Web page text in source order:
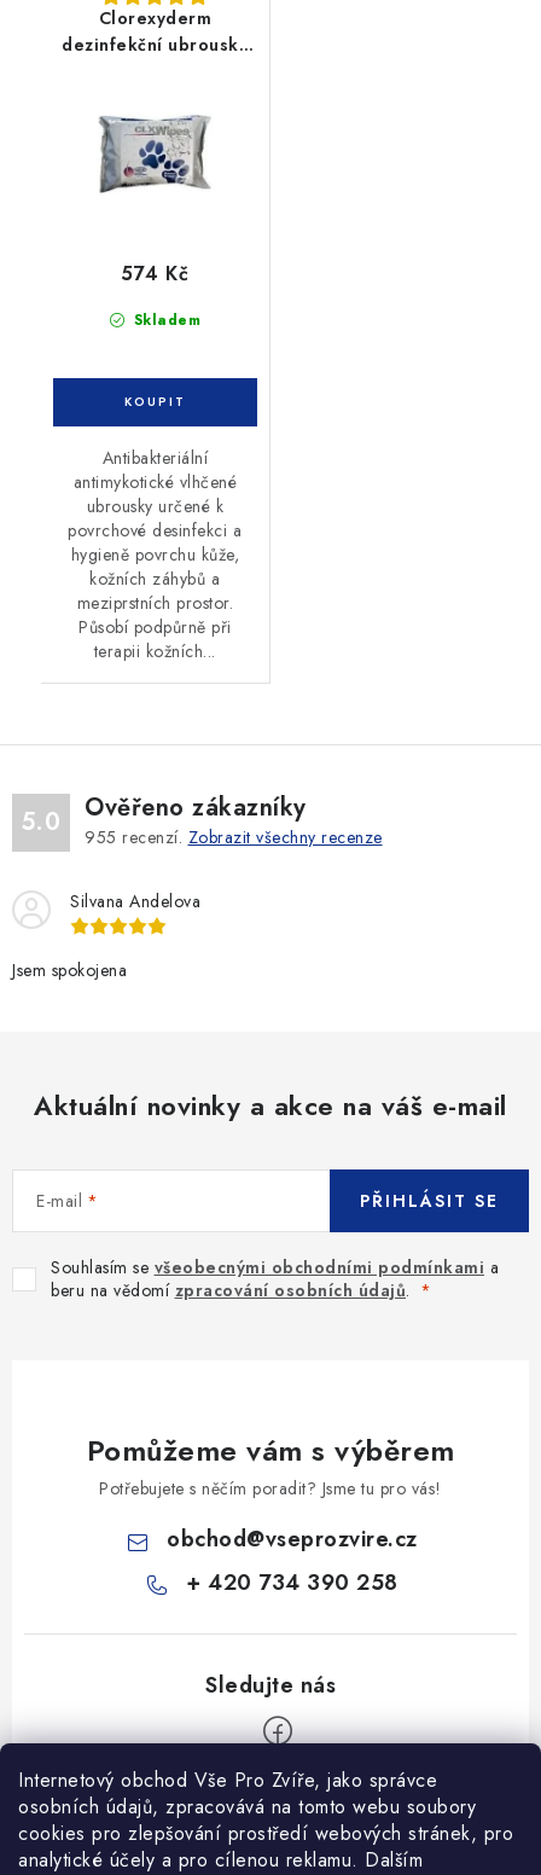
Internetový obchod Vše Pro Zvíře, jako správce
osobních údajů, zpracovává na tomto webu soubory
cookies pro zlepšování prostředí webových stránek, pro
analytické účely a pro cílenou reklamu. Dalším
Clorexyderm
dezinfekční ubrousky
Skladem
574 Kč
Antibakteriální
antimykotické vlhčené
ubrousky určené k
povrchové desinfekci a
hygieně povrchu kůže,
kožních záhybů a
meziprstních prostor.
Působí podpůrně při
terapii kožních...
5.0 Ověřeno zákazníky
955 recenzí. Zobrazit všechny recenze
Silvana Andelova
Jsem spokojena
Aktuální novinky a akce na váš e-mail
E-mail
Souhlasím se všeobecnými obchodními podmínkami a
beru na vědomí zpracování osobních údajů.
PŘIHLÁSIT SE
Pomůžeme vám s výběrem
Potřebujete s něčím poradit? Jsme tu pro vás!
obchod@vseprozvire.cz
+ 420 734 390 258
Informace pro Vás